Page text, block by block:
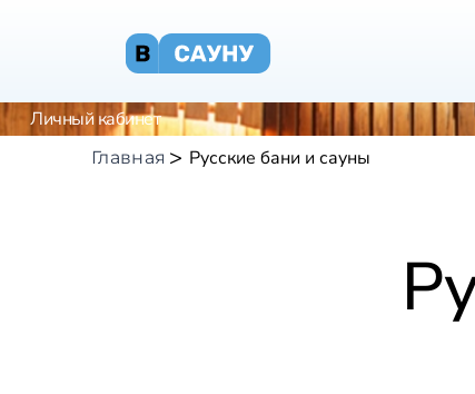
Личный кабинет
Главная Русские бани и сауны